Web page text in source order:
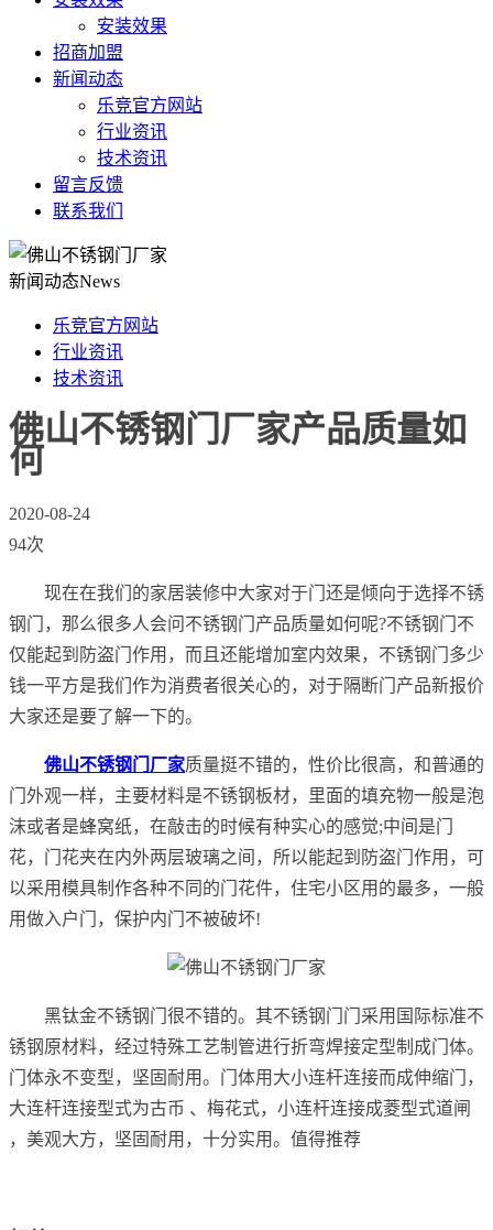
安装效果
招商加盟
新闻动态
乐竞官方网站
行业资讯
技术资讯
留言反馈
联系我们
新闻动态News
乐竞官方网站
行业资讯
技术资讯
佛山不锈钢门厂家产品质量如
何
2020-08-24
94次
现在在我们的家居装修中大家对于门还是倾向于选择不锈
钢门，那么很多人会问不锈钢门产品质量如何呢?不锈钢门不
仅能起到防盗门作用，而且还能增加室内效果，不锈钢门多少
钱一平方是我们作为消费者很关心的，对于隔断门产品新报价
大家还是要了解一下的。
佛山不锈钢门厂家质量挺不错的，性价比很高，和普通的
门外观一样，主要材料是不锈钢板材，里面的填充物一般是泡
沫或者是蜂窝纸，在敲击的时候有种实心的感觉;中间是门
花，门花夹在内外两层玻璃之间，所以能起到防盗门作用，可
以采用模具制作各种不同的门花件，住宅小区用的最多，一般
用做入户门，保护内门不被破坏!
黑钛金不锈钢门很不错的。其不锈钢门门采用国际标准不
锈钢原材料，经过特殊工艺制管进行折弯焊接定型制成门体。
门体永不变型，坚固耐用。门体用大小连杆连接而成伸缩门，
大连杆连接型式为古币 、梅花式，小连杆连接成菱型式道闸
，美观大方，坚固耐用，十分实用。值得推荐